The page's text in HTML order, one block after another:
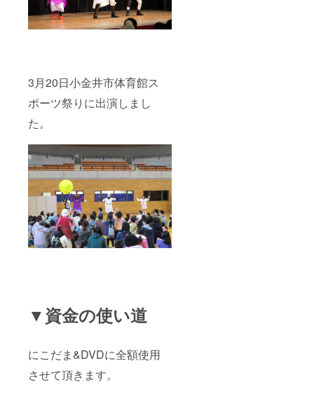
3月20日小金井市体育館ス
ポーツ祭りに出演しまし
た。
▼資金の使い道
にこだま&DVDに全額使用
させて頂きます。